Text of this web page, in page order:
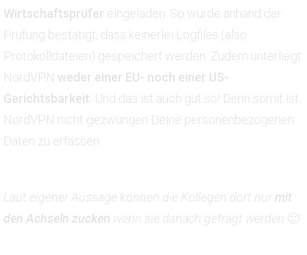
Wirtschaftsprüfer eingeladen. So wurde anhand der
Prüfung bestätigt, dass keinerlei Logfiles (also
Protokolldateien) gespeichert werden. Zudem unterliegt
NordVPN weder einer EU- noch einer US-
Gerichtsbarkeit . Und das ist auch gut so! Denn somit ist
NordVPN nicht gezwungen Deine personenbezogenen
Daten zu erfassen.
Laut eigener Aussage können die Kollegen dort nur mit
den Achseln zucken wenn sie danach gefragt werden 🙂